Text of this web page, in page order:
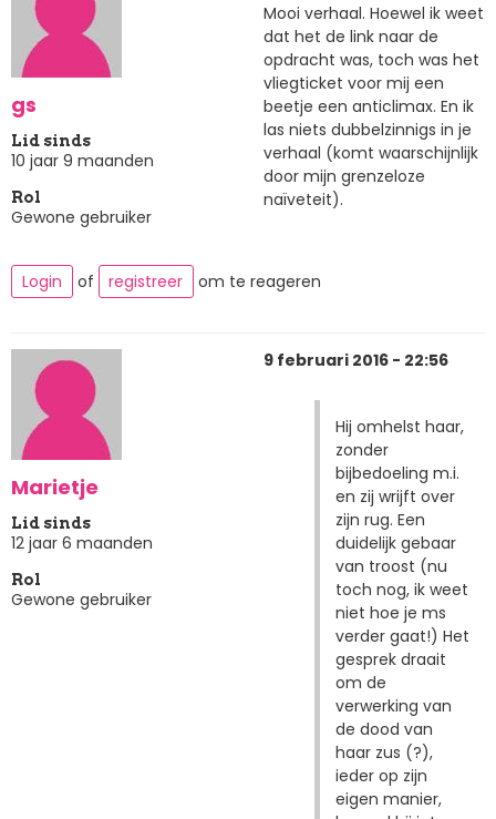
gs
Lid sinds
10 jaar 9 maanden
Rol
Gewone gebruiker
Mooi verhaal. Hoewel ik weet
dat het de link naar de
opdracht was, toch was het
vliegticket voor mij een
beetje een anticlimax. En ik
las niets dubbelzinnigs in je
verhaal (komt waarschijnlijk
door mijn grenzeloze
naïveteit).
Login of registreer om te reageren
Marietje
Lid sinds
12 jaar 6 maanden
Rol
Gewone gebruiker
9 februari 2016 - 22:56
Hij omhelst haar,
zonder
bijbedoeling m.i.
en zij wrijft over
zijn rug. Een
duidelijk gebaar
van troost (nu
toch nog, ik weet
niet hoe je ms
verder gaat!) Het
gesprek draait
om de
verwerking van
de dood van
haar zus (?),
ieder op zijn
eigen manier,